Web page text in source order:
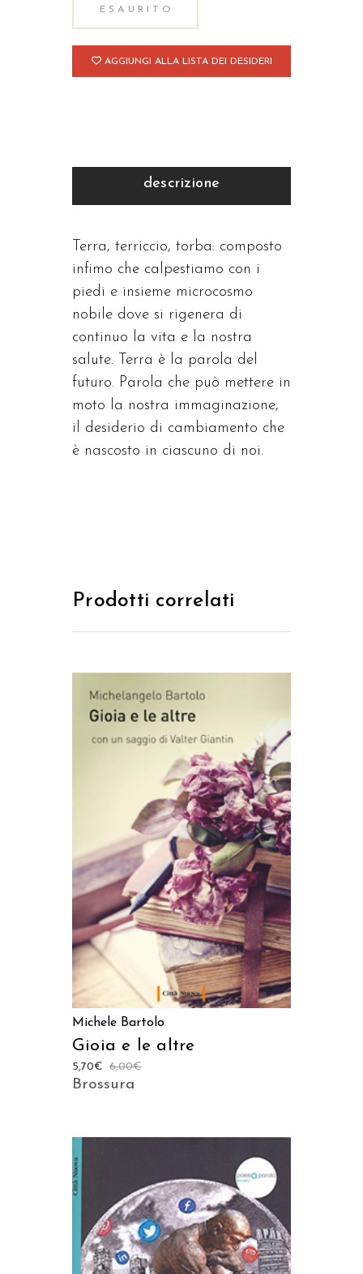
ESAURITO
AGGIUNGI ALLA LISTA DEI DESIDERI
descrizione
Terra, terriccio, torba: composto
infimo che calpestiamo con i
piedi e insieme microcosmo
nobile dove si rigenera di
continuo la vita e la nostra
salute. Terra è la parola del
futuro. Parola che può mettere in
moto la nostra immaginazione,
il desiderio di cambiamento che
è nascosto in ciascuno di noi.
Prodotti correlati
AGGIUNGI AL CARRELLO
Michele Bartolo
Gioia e le altre
6,00€
5,70€
Brossura